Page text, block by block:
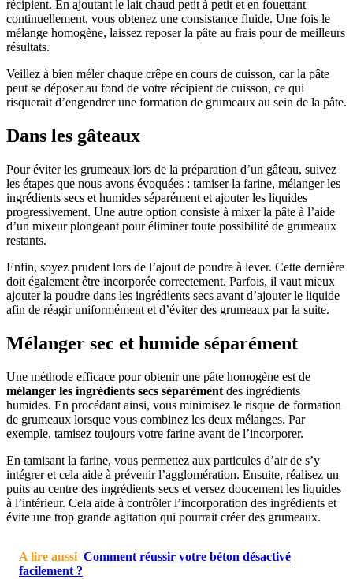
récipient. En ajoutant le lait chaud petit à petit et en fouettant
continuellement, vous obtenez une consistance fluide. Une fois le
mélange homogène, laissez reposer la pâte au frais pour de meilleurs
résultats.
Veillez à bien méler chaque crêpe en cours de cuisson, car la pâte
peut se déposer au fond de votre récipient de cuisson, ce qui
risquerait d’engendrer une formation de grumeaux au sein de la pâte.
Dans les gâteaux
Pour éviter les grumeaux lors de la préparation d’un gâteau, suivez
les étapes que nous avons évoquées : tamiser la farine, mélanger les
ingrédients secs et humides séparément et ajouter les liquides
progressivement. Une autre option consiste à mixer la pâte à l’aide
d’un mixeur plongeant pour éliminer toute possibilité de grumeaux
restants.
Enfin, soyez prudent lors de l’ajout de poudre à lever. Cette dernière
doit également être incorporée correctement. Parfois, il vaut mieux
ajouter la poudre dans les ingrédients secs avant d’ajouter le liquide
afin de réagir uniformément et d’éviter des grumeaux par la suite.
Mélanger sec et humide séparément
Une méthode efficace pour obtenir une pâte homogène est de
mélanger les ingrédients secs séparément des ingrédients
humides. En procédant ainsi, vous minimisez le risque de formation
de grumeaux lorsque vous combinez les deux mélanges. Par
exemple, tamisez toujours votre farine avant de l’incorporer.
En tamisant la farine, vous permettez aux particules d’air de s’y
intégrer et cela aide à prévenir l’agglomération. Ensuite, réalisez un
puits au centre des ingrédients secs et versez doucement les liquides
à l’intérieur. Cela aide à contrôler l’incorporation des ingrédients et
évite une trop grande agitation qui pourrait créer des grumeaux.
A lire aussi Comment réussir votre béton désactivé
facilement ?